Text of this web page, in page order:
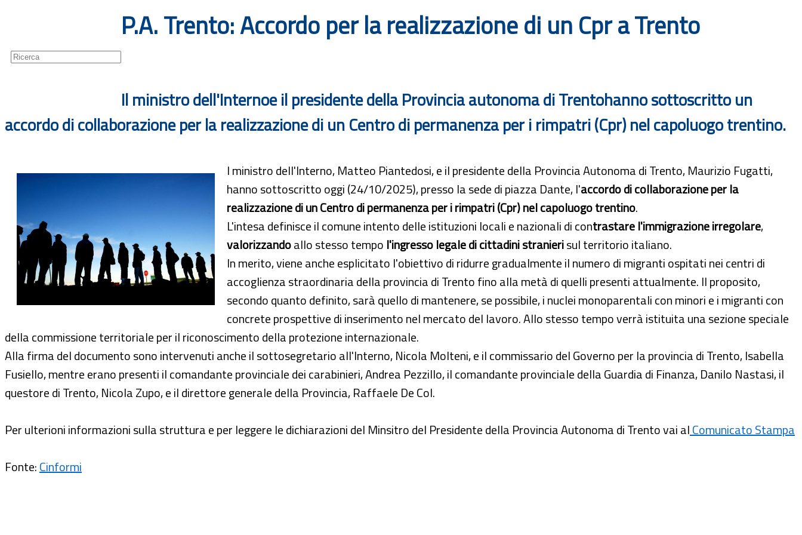
P.A. Trento: Accordo per la realizzazione di un Cpr a Trento
Il ministro dell'Internoe il presidente della Provincia autonoma di Trentohanno sottoscritto un
accordo di collaborazione per la realizzazione di un Centro di permanenza per i rimpatri (Cpr) nel capoluogo trentino.
l ministro dell'Interno, Matteo Piantedosi, e il presidente della Provincia Autonoma di Trento, Maurizio Fugatti,
hanno sottoscritto oggi (24/10/2025), presso la sede di piazza Dante, l'accordo di collaborazione per la
realizzazione di un Centro di permanenza per i rimpatri (Cpr) nel capoluogo trentino.
L'intesa definisce il comune intento delle istituzioni locali e nazionali di contrastare l'immigrazione irregolare,
valorizzandoallo stesso tempo l'ingresso legale di cittadini stranierisul territorio italiano.
In merito, viene anche esplicitato l'obiettivo di ridurre gradualmente il numero di migranti ospitati nei centri di
accoglienza straordinaria della provincia di Trento fino alla metà di quelli presenti attualmente. Il proposito,
secondo quanto definito, sarà quello di mantenere, se possibile, i nuclei monoparentali con minori e i migranti con
concrete prospettive di inserimento nel mercato del lavoro. Allo stesso tempo verrà istituita una sezione speciale
della commissione territoriale per il riconoscimento della protezione internazionale.
Alla firma del documento sono intervenuti anche il sottosegretario all'Interno, Nicola Molteni, e il commissario del Governo per la provincia di Trento, Isabella
Fusiello, mentre erano presenti il comandante provinciale dei carabinieri, Andrea Pezzillo, il comandante provinciale della Guardia di Finanza, Danilo Nastasi, il
questore di Trento, Nicola Zupo, e il direttore generale della Provincia, Raffaele De Col.
Per ulterioni informazioni sulla struttura e per leggere le dichiarazioni del Minsitro del Presidente della Provincia Autonoma di Trento vai alComunicato Stampa
Fonte:Cinformi